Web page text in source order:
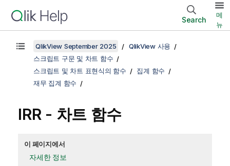
Search
메
뉴
QlikView September 2025
QlikView 사용
스크립트 구문 및 차트 함수
스크립트 및 차트 표현식의 함수
집계 함수
재무 집계 함수
IRR - 차트 함수
이 페이지에서
자세한 정보